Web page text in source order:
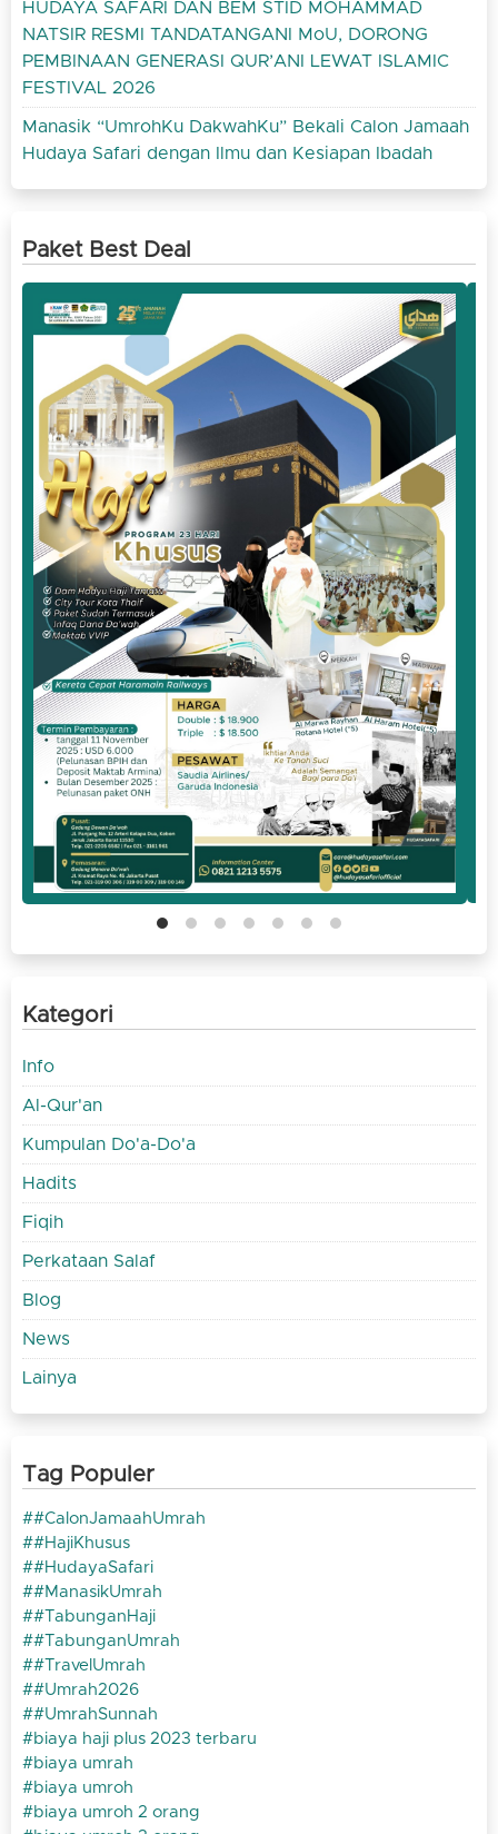
HUDAYA SAFARI DAN BEM STID MOHAMMAD
NATSIR RESMI TANDATANGANI MoU, DORONG
PEMBINAAN GENERASI QUR’ANI LEWAT ISLAMIC
FESTIVAL 2026
Manasik “UmrohKu DakwahKu” Bekali Calon Jamaah
Hudaya Safari dengan Ilmu dan Kesiapan Ibadah
Paket Best Deal
Kategori
Info
Al-Qur'an
Kumpulan Do'a-Do'a
Hadits
Fiqih
Perkataan Salaf
Blog
News
Lainya
Tag Populer
#CalonJamaahUmrah
#HajiKhusus
#HudayaSafari
#ManasikUmrah
#TabunganHaji
#TabunganUmrah
#TravelUmrah
#Umrah2026
#UmrahSunnah
biaya haji plus 2023 terbaru
biaya umrah
biaya umroh
biaya umroh 2 orang